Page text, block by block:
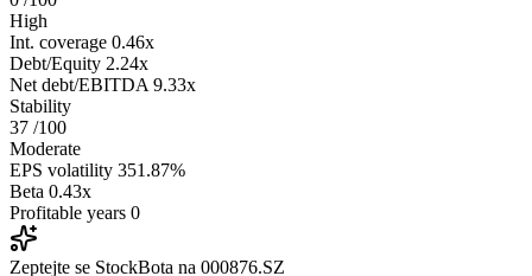
High
Int. coverage 0.46x
Debt/Equity 2.24x
Net debt/EBITDA 9.33x
Stability
37 /100
Moderate
EPS volatility 351.87%
Beta 0.43x
Profitable years 0
Zeptejte se StockBota na 000876.SZ